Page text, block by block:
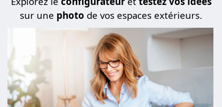
sur une photo de vos espaces extérieurs.